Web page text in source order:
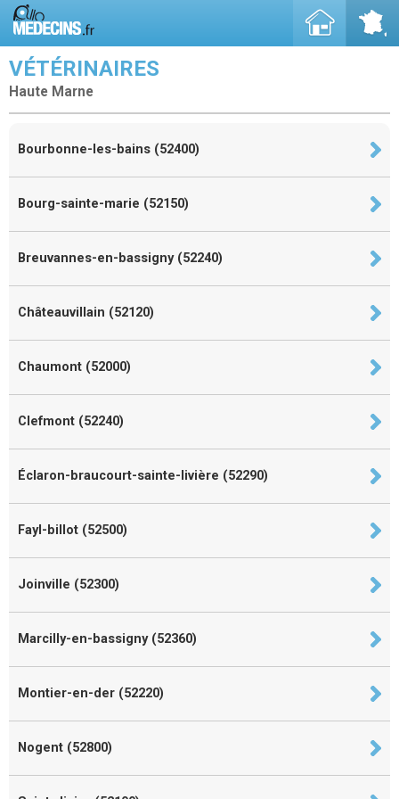
VÉTÉRINAIRES
Haute Marne
Bourbonne-les-bains (52400)
Bourg-sainte-marie (52150)
Breuvannes-en-bassigny (52240)
Châteauvillain (52120)
Chaumont (52000)
Clefmont (52240)
Éclaron-braucourt-sainte-livière (52290)
Fayl-billot (52500)
Joinville (52300)
Marcilly-en-bassigny (52360)
Montier-en-der (52220)
Nogent (52800)